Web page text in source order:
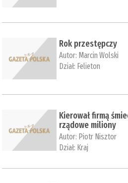
Rok przestępczy
Autor: Marcin Wolski
Dział: Felieton
Kierował firmą
rządowe miliony
Autor: Piotr Nisztor
Dział: Kraj